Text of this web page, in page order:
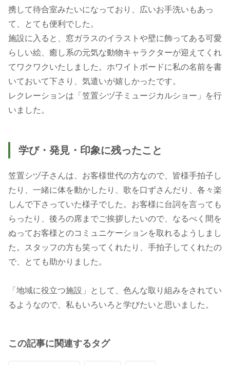
携して待合室みたいになっており、広いお手洗いもあっ
て、とても便利でした。
施設に入ると、窓ガラスのイラストや壁に飾ってある可愛
らしい絵、癒し系の元気な動物キャラクターが迎えてくれ
てワクワクいたしました。ホワイトボードに私の名前を書
いておいて下さり、気遣いが嬉しかったです。
レクレーションは「笠置シヅ子ミュージカルショー」を行
いました。
学び・発見・印象に残ったこと
笠置シヅ子さんは、お客様世代の方なので、皆様手拍子し
たり、一緒に体を動かしたり、歌を口ずさんだり、各々楽
しんで下さっていた様子でした。お客様に台詞を言っても
らったり、後ろの席までご挨拶したいので、なるべく間を
ぬってお客様とのコミュニケーションを取れるようしまし
た。スタッフの方も笑ってくれたり、手拍子してくれたの
で、とても助かりました。
「地域に役立つ施設」として、色んな取り組みをされてい
るようなので、私もいろいろと学びたいと思いました。
この記事に関連するタグ